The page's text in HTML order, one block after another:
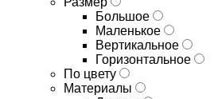
Большое
Маленькое
Вертикальное
Горизонтальное
По цвету
Материалы